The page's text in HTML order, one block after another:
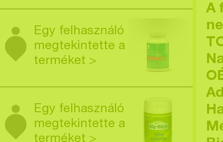
Egy felhasználó
megtekintette a
terméket >
Egy felhasználó
megtekintette a
terméket >
A